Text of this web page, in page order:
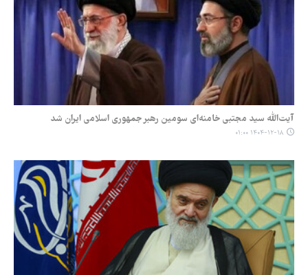
آیت‌الله سید مجتبی خامنه‌ای سومین رهبر جمهوری اسلامی ایران شد
۱۴۰۴-۱۲-۱۸ ۰۱:۰۰